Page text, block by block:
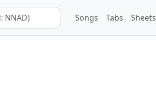
Songs Tabs Sheets